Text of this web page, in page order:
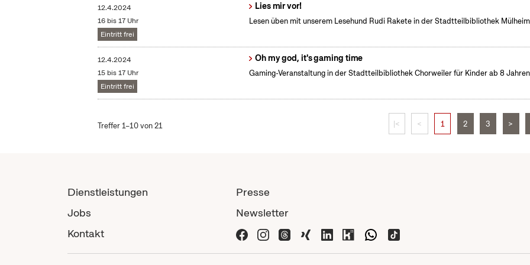
12.4.2024
16 bis 17 Uhr
Eintritt frei
Lies mir vor!
Lesen üben mit unserem Lesehund Rudi Rakete in der Stadtteilbibliothek Mülheim
12.4.2024
15 bis 17 Uhr
Eintritt frei
Oh my god, it's gaming time
Gaming-Veranstaltung in der Stadtteilbibliothek Chorweiler für Kinder ab 8 Jahren
Treffer 1–10 von 21 |< < 1 2 3 >
Dienstleistungen
Jobs
Kontakt
Presse
Newsletter